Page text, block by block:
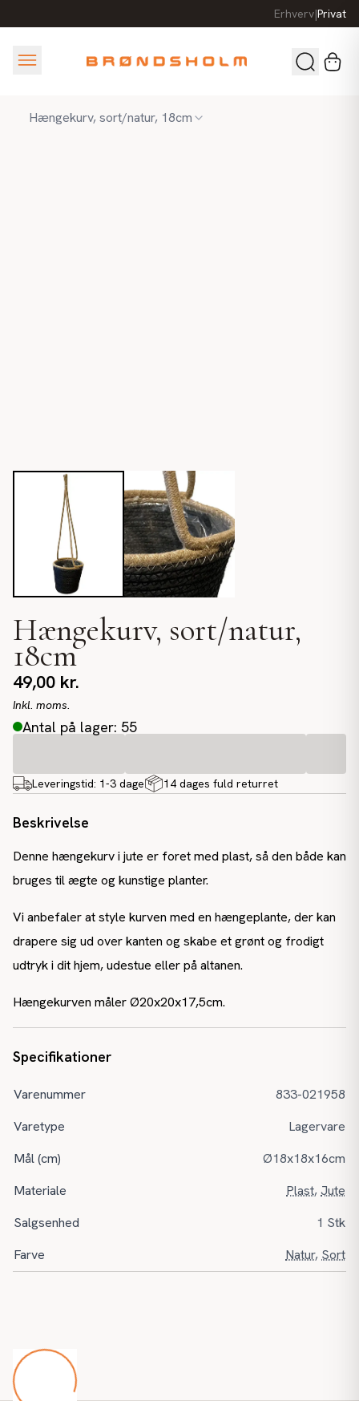
Erhverv|Privat
Hængekurv, sort/natur, 18cm
Hængekurv, sort/natur,
18cm
49,00 kr.
Inkl. moms.
Antal på lager: 55
Leveringstid: 1-3 dage 14 dages fuld returret
Beskrivelse
Denne hængekurv i jute er foret med plast, så den både kan
bruges til ægte og kunstige planter.
Vi anbefaler at style kurven med en hængeplante, der kan
drapere sig ud over kanten og skabe et grønt og frodigt
udtryk i dit hjem, udestue eller på altanen.
Hængekurven måler Ø20x20x17,5cm.
Specifikationer
Varenummer
833-021958
Varetype
Lagervare
Mål (cm)
Ø18x18x16cm
Materiale
Plast,Jute
Salgsenhed
1 Stk
Farve
Natur, Sort